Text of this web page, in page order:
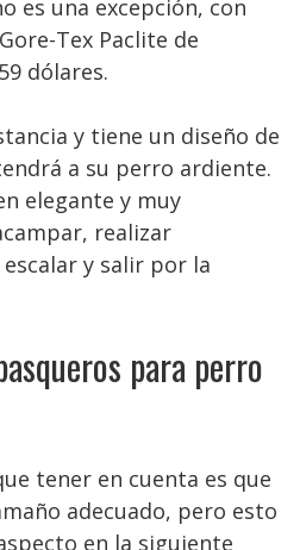
es una excepción, con
Tex Paclite de
dólares.
y tiene un diseño de
a su perro ardiente.
elegante y muy
realizar
y salir por la
para perro
tener en cuenta es que
adecuado, pero esto
en la siguiente